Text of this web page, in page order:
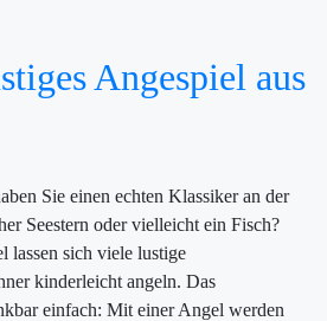
Angespiel aus
Sie einen echten Klassiker an der
Seestern oder vielleicht ein Fisch?
lassen sich viele lustige
kinderleicht angeln. Das
einfach: Mit einer Angel werden